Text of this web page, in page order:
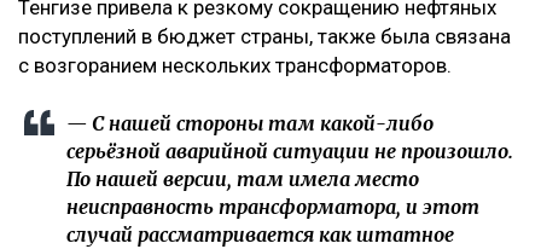
Тенгизе привела к резкому сокращению нефтяных
поступлений в бюджет страны, также была связана
с возгоранием нескольких трансформаторов.
— С нашей стороны там какой-либо ​
серьёзной аварийной ситуации не ‌произошло.
По нашей версии, ​там имела место
неисправность трансформатора, ‌и этот
случай рассматривается как штатное